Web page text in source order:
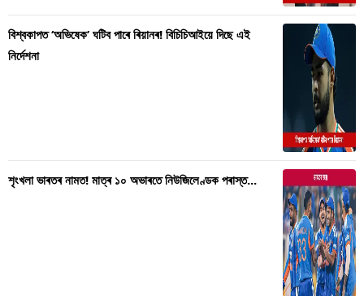
বিশ্বকাপত ‘অভিষেক’ ঘটিব পাৰে ৰিয়ানৰ! বিচিচিআইয়ে দিছে এই
নিৰ্দেশনা
শৃংখলা ভাৰতৰ নামত! মাত্ৰ ১০ অভাৰতে নিউজিলেণ্ডক পৰাস্ত...